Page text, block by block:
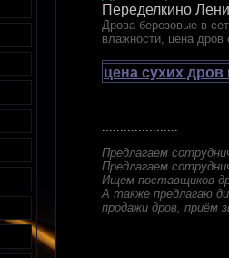
Переделкино
Дрова березовые в
влажности, цена дров
цена сухих
.....................
Предлагаем
Предлагаем
Ищем поставщиков
А также предлагаю
продажи дров, приём